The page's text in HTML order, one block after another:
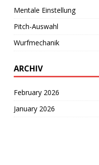
Mentale Einstellung
Pitch-Auswahl
Wurfmechanik
ARCHIV
February 2026
January 2026